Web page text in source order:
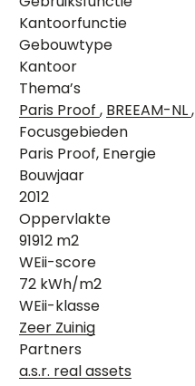
Kantoorfunctie
Gebouwtype
Kantoor
Thema’s
Paris Proof, BREEAM-NL,
Focusgebieden
Paris Proof, Energie
Bouwjaar
2012
Oppervlakte
91912 m2
WEii-score
72 kWh/m2
WEii-klasse
Zeer Zuinig
Partners
a.s.r. real assets